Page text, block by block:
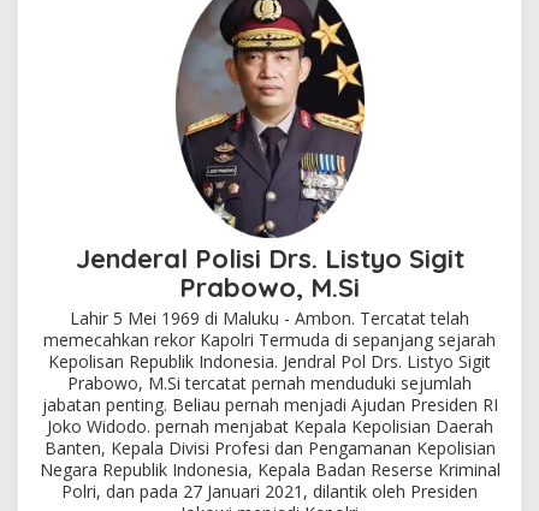
Jenderal Polisi Drs. Listyo Sigit
Prabowo, M.Si
Lahir 5 Mei 1969 di Maluku - Ambon. Tercatat telah
memecahkan rekor Kapolri Termuda di sepanjang sejarah
Kepolisan Republik Indonesia. Jendral Pol Drs. Listyo Sigit
Prabowo, M.Si tercatat pernah menduduki sejumlah
jabatan penting. Beliau pernah menjadi Ajudan Presiden RI
Joko Widodo. pernah menjabat Kepala Kepolisian Daerah
Banten, Kepala Divisi Profesi dan Pengamanan Kepolisian
Negara Republik Indonesia, Kepala Badan Reserse Kriminal
Polri, dan pada 27 Januari 2021, dilantik oleh Presiden